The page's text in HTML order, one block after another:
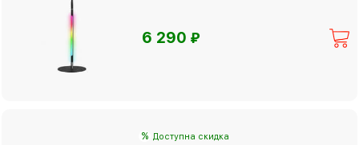
6 290⃏
% Доступна скидка